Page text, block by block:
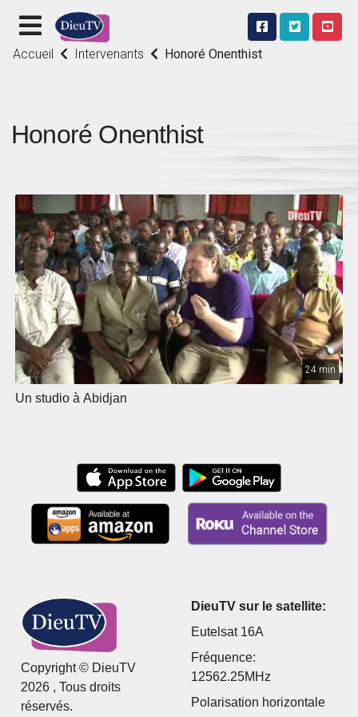
Accueil Intervenants Honoré Onenthist
Honoré Onenthist
24 min
Un studio à Abidjan
Copyright © DieuTV
2026 , Tous droits
réservés.
DieuTV sur le satellite:
Eutelsat 16A
Fréquence:
12562.25MHz
Polarisation horizontale